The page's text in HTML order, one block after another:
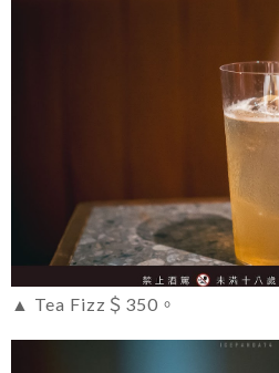
▲ Tea Fizz＄350。